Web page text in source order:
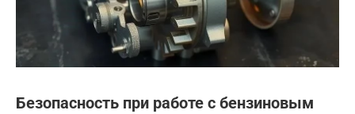
Безопасность при работе с бензиновым